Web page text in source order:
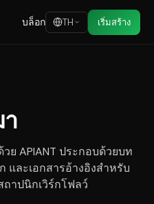
บล็อก TH เริ่มสร้าง
ย APIANT ประกอบด้วยบท
และเอกสารอ้างอิงสำหรับ
ถาปนิกเวิร์กโฟลว์